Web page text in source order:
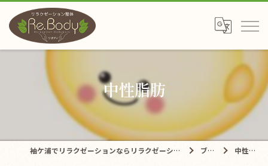
中性脂肪
袖ケ浦でリラクゼーションならリラクゼーション整体Re.Body ブログ 中性脂肪